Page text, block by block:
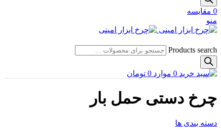
0 مقایسه
منو
Products search
0 موارد 0 تومان
چرخ دستی حمل بار
دسته بندی ها